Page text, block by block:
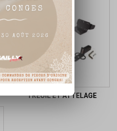
TREUIL ET ATTELAGE